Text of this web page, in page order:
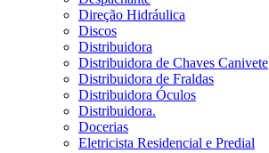
Direção Hidráulica
Discos
Distribuidora
Distribuidora de Chaves Canivete
Distribuidora de Fraldas
Distribuidora Óculos
Distribuidora.
Docerias
Eletricista Residencial e Predial